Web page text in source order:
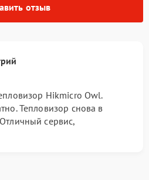
отзыв
Hikmicro Owl.
Тепловизор снова в
сервис,